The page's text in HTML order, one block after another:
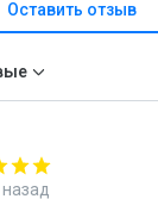
Оставить отзыв